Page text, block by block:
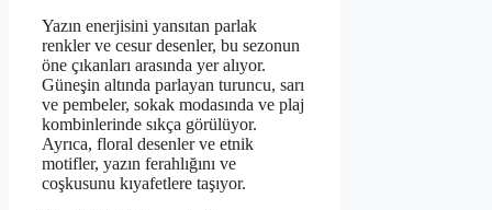
Yazın enerjisini yansıtan parlak
renkler ve cesur desenler, bu sezonun
öne çıkanları arasında yer alıyor.
Güneşin altında parlayan turuncu, sarı
ve pembeler, sokak modasında ve plaj
kombinlerinde sıkça görülüyor.
Ayrıca, floral desenler ve etnik
motifler, yazın ferahlığını ve
coşkusunu kıyafetlere taşıyor.